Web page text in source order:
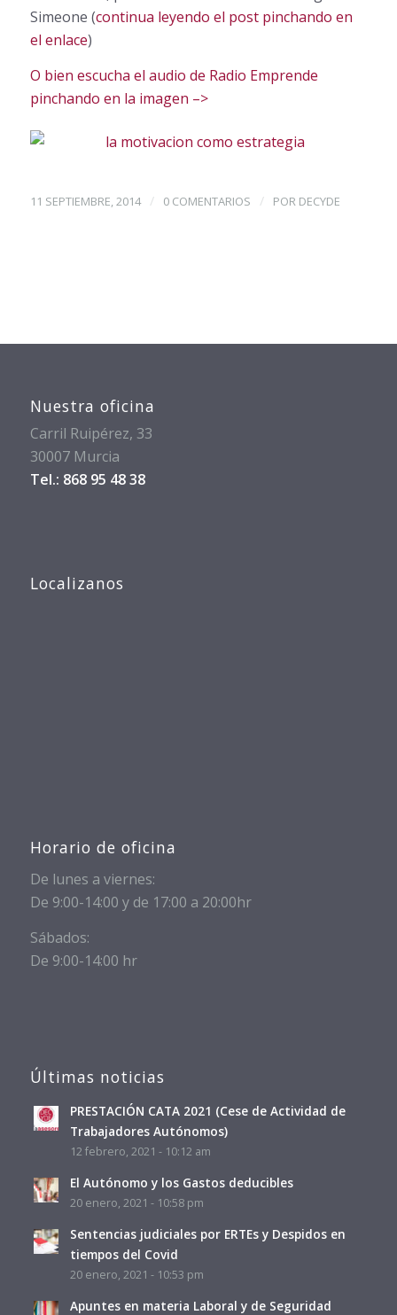
Simeone (continua leyendo el post pinchando en
el enlace)
O bien escucha el audio de Radio Emprende
pinchando en la imagen –>
11 SEPTIEMBRE, 2014 / 0 COMENTARIOS / POR DECYDE
Nuestra oficina
Carril Ruipérez, 33
30007 Murcia
Tel.: 868 95 48 38
Localizanos
Horario de oficina
De lunes a viernes:
De 9:00-14:00 y de 17:00 a 20:00hr
Sábados:
De 9:00-14:00 hr
Últimas noticias
PRESTACIÓN CATA 2021 (Cese de Actividad de
Trabajadores Autónomos)
12 febrero, 2021 - 10:12 am
El Autónomo y los Gastos deducibles
20 enero, 2021 - 10:58 pm
Sentencias judiciales por ERTEs y Despidos en
tiempos del Covid
20 enero, 2021 - 10:53 pm
Apuntes en materia Laboral y de Seguridad